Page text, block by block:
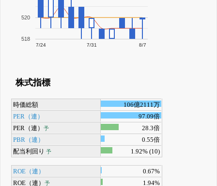
7/24 7/31 8/7
518
520
株式指標
時価総額
106億2111万
PER（連）
97.09倍
PER（連）予
28.3倍
PBR（連）
0.55倍
配当利回り 予 1.92% (10)
ROE（連）
0.67%
ROE（連）予
1.94%